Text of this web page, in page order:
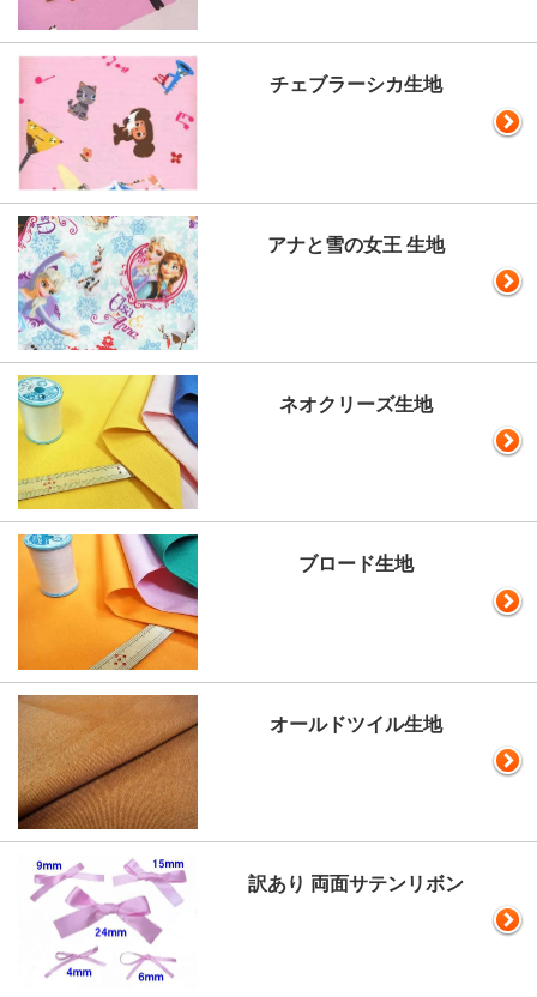
チェブラーシカ生地
アナと雪の女王 生地
ネオクリーズ生地
ブロード生地
オールドツイル生地
訳あり 両面サテンリボン